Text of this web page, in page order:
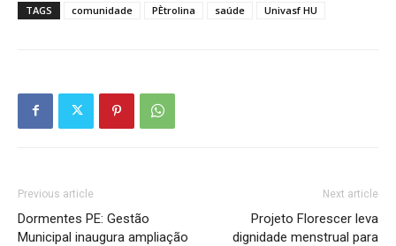
TAGS comunidade PÈtrolina saúde Univasf HU
Previous article
Dormentes PE: Gestão
Municipal inaugura ampliação
Next article
Projeto Florescer leva
dignidade menstrual para